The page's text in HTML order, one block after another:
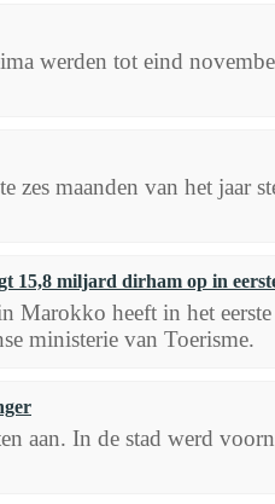
werden tot eind
maanden van het jaar
15,8 miljard dirham op in
Marokko heeft in het
ministerie van Toerisme.
aan. In de stad werd